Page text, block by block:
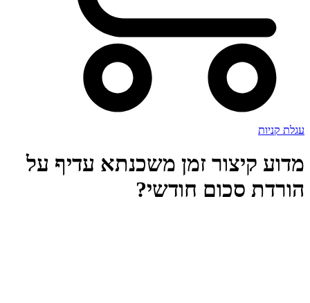
עגלת קניות
מדוע קיצור זמן משכנתא עדיף על
הורדת סכום חודשי?